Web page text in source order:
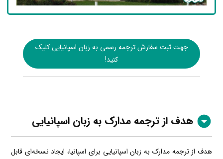
جهت ثبت سفارش ترجمه رسمی به زبان اسپانیایی کلیک
کنید!
هدف از ترجمه مدارک به زبان اسپانیایی
هدف از ترجمه مدارک به زبان اسپانیایی برای اسپانیا، ایجاد نسخه‌ای قابل